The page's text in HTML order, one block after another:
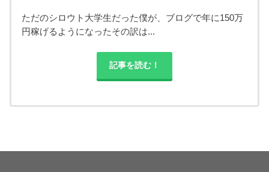
ただのシロウト大学生だった僕が、ブログで年に150万
円稼げるようになったその訳は...
記事を読む！